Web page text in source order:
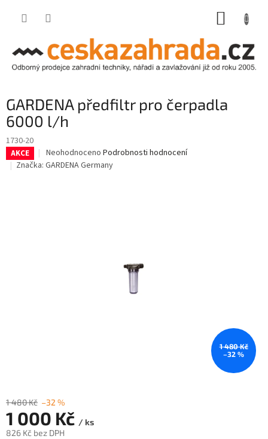
GARDENA předfiltr pro čerpadla
6000 l/h
1730-20
AKCE
Průměrné
hodnocení
Neohodnoceno Podrobnosti hodnocení
Značka: GARDENA Germany
1 480 Kč
–32 %
1 480 Kč –32 %
1 000 Kč / ks
826 Kč bez DPH